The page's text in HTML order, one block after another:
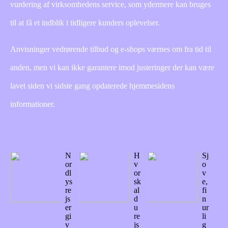
vurdering af virksomhedens service, som ydermere kan bruges
til at få et indblik i tidligere kunders oplevelser.
Anvisninger vedrørende tilbud og e-shops værnes om fra tid til
anden, men vi kan ikke garantere imod justeringer der kan være
lavet siden vi sidste gang opdaterede hjemmesidens
informationer.
N
or
dl
ys
re
js
er
gi
v
H
v
or
sk
al
d
u
re
js
Sj
o
v
e,
fi
n
ur
li
g